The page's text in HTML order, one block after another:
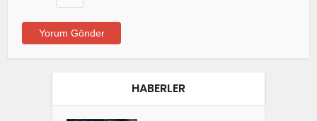
HABERLER